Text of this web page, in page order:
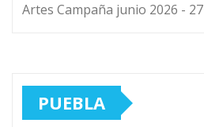
Artes Campaña junio 2026 - 27
PUEBLA